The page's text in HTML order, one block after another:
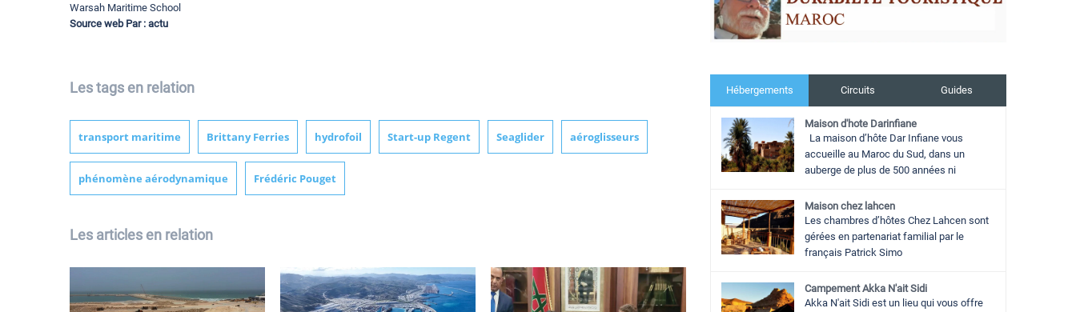
Warsah Maritime School
Source web Par : actu
Les tags en relation
transport maritime Brittany Ferries hydrofoil Start-up Regent Seaglider aéroglisseurs
phénomène aérodynamique Frédéric Pouget
Les articles en relation
Hébergements Circuits Guides
Maison d'hote Darinfiane
La maison d’hôte Dar Infiane vous
accueille au Maroc du Sud, dans un
auberge de plus de 500 années ni
Maison chez lahcen
Les chambres d’hôtes Chez Lahcen sont
gérées en partenariat familial par le
français Patrick Simo
Campement Akka N'ait Sidi
Akka N'ait Sidi est un lieu qui vous offre